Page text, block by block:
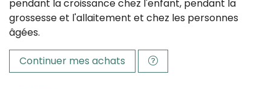
pendant la croissance chez l'enfant, pendant la
grossesse et l'allaitement et chez les personnes
âgées.
Continuer mes achats